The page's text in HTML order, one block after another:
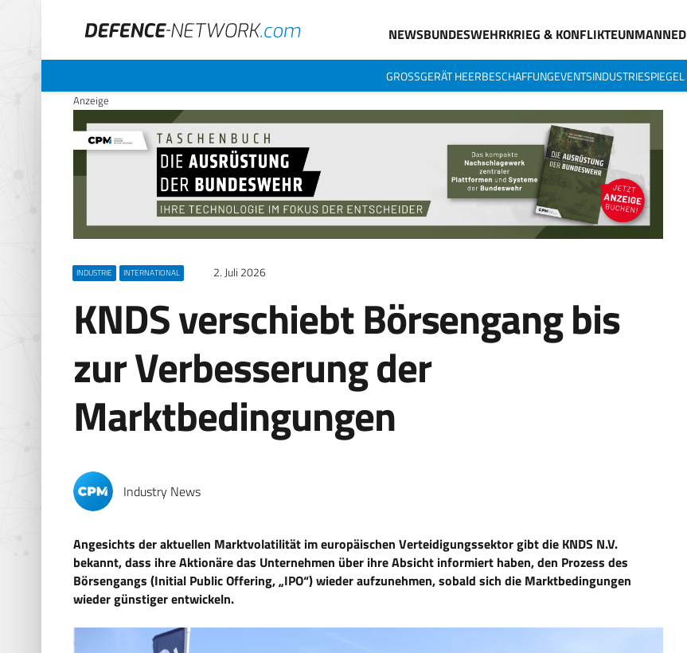
NEWSBUNDESWEHRKRIEG & KONFLIKTEUNMANNED
GROSSGERÄT HEERBESCHAFFUNGEVENTSINDUSTRIESPIEGEL
Anzeige
INDUSTRIE INTERNATIONAL 2. Juli 2026
KNDS verschiebt Börsengang bis
zur Verbesserung der
Marktbedingungen
Industry News
Angesichts der aktuellen Marktvolatilität im europäischen Verteidigungssektor gibt die KNDS N.V.
bekannt, dass ihre Aktionäre das Unternehmen über ihre Absicht informiert haben, den Prozess des
Börsengangs (Initial Public Offering, „IPO“) wieder aufzunehmen, sobald sich die Marktbedingungen
wieder günstiger entwickeln.